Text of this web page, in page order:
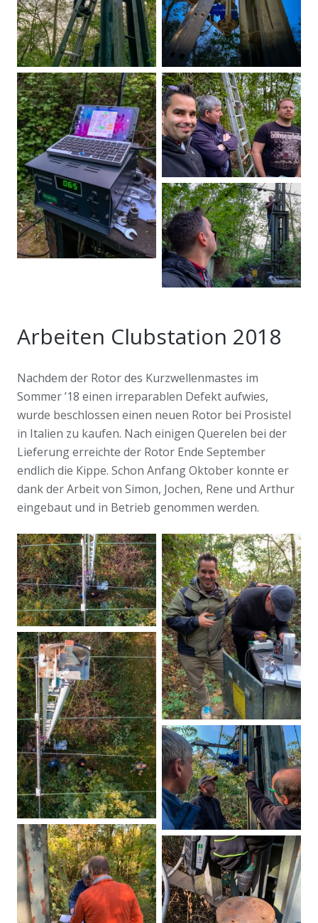
Arbeiten Clubstation 2018
Nachdem der Rotor des Kurzwellenmastes im
Sommer ’18 einen irreparablen Defekt aufwies,
wurde beschlossen einen neuen Rotor bei Prosistel
in Italien zu kaufen. Nach einigen Querelen bei der
Lieferung erreichte der Rotor Ende September
endlich die Kippe. Schon Anfang Oktober konnte er
dank der Arbeit von Simon, Jochen, Rene und Arthur
eingebaut und in Betrieb genommen werden.